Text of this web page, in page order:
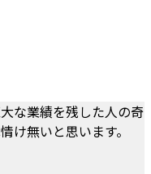
な業績を残した人の奇
け無いと思います。